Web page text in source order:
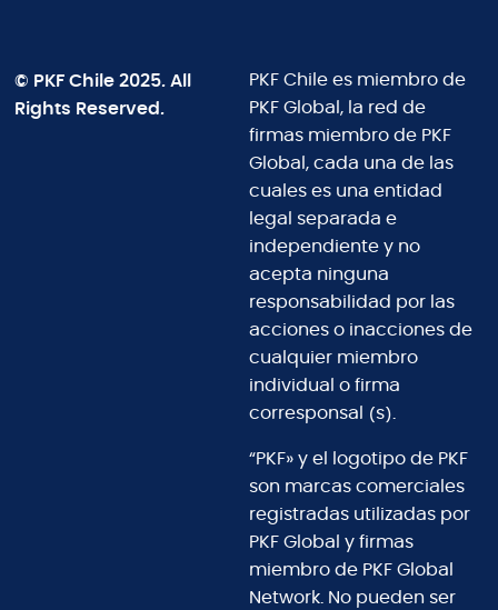
© PKF Chile 2025. All
Rights Reserved.
PKF Chile es miembro de
PKF Global, la red de
firmas miembro de PKF
Global, cada una de las
cuales es una entidad
legal separada e
independiente y no
acepta ninguna
responsabilidad por las
acciones o inacciones de
cualquier miembro
individual o firma
corresponsal (s).
“PKF» y el logotipo de PKF
son marcas comerciales
registradas utilizadas por
PKF Global y firmas
miembro de PKF Global
Network. No pueden ser